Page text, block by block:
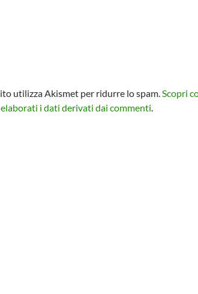
utilizza Akismet per ridurre lo spam.Scopri
i dati derivati dai commenti.